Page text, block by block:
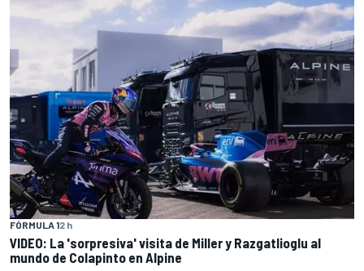
FÓRMULA 12 h
VIDEO: La 'sorpresiva' visita de Miller y Razgatlioglu al
mundo de Colapinto en Alpine